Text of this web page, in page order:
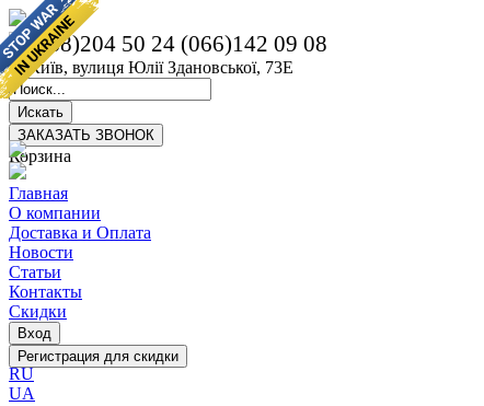
(068)204 50 24 (066)142 09 08
м. Київ, вулиця Юлії Здановської, 73Е
Корзина
Главная
О компании
Доставка и Оплата
Новости
Статьи
Контакты
Скидки
RU
UA